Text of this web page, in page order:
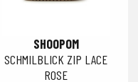
SHOOPOM
SCHMILBLICK ZIP LACE
ROSE